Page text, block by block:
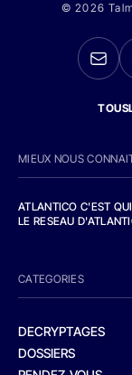
© 2026
MIEUX NOUS
ATLANTICO C'EST
LE RESEAU
CATEGORIES
DECRYPTAGES
DOSSIERS